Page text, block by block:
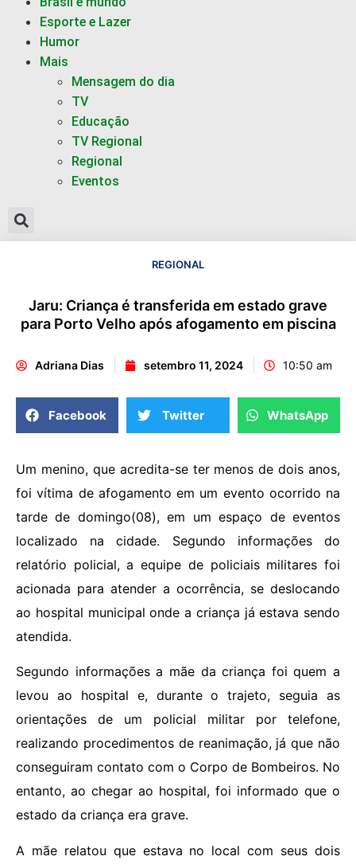
Esporte e Lazer
Humor
Mais
Mensagem do dia
TV
Educação
TV Regional
Regional
Eventos
REGIONAL
Jaru: Criança é transferida em estado grave
para Porto Velho após afogamento em piscina
Adriana Dias setembro 11, 2024 10:50 am
Facebook Twitter WhatsApp
Um menino, que acredita-se ter menos de dois anos,
foi vítima de afogamento em um evento ocorrido na
tarde de domingo(08), em um espaço de eventos
localizado na cidade. Segundo informações do
relatório policial, a equipe de policiais militares foi
acionada para atender a ocorrência, se deslocando
ao hospital municipal onde a criança já estava sendo
atendida.
Segundo informações a mãe da criança foi quem a
levou ao hospital e, durante o trajeto, seguia as
orientações de um policial militar por telefone,
realizando procedimentos de reanimação, já que não
conseguiram contato com o Corpo de Bombeiros. No
entanto, ao chegar ao hospital, foi informado que o
estado da criança era grave.
A mãe relatou que estava no local com seus dois